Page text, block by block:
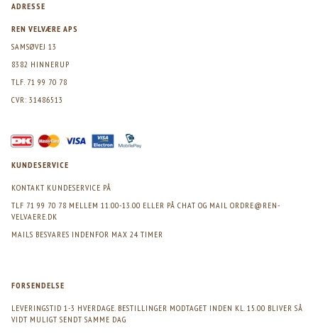
ADRESSE
REN VELVÆRE APS
SAMSØVEJ 13
8382 HINNERUP
TLF. 71 99 70 78
CVR: 31486513
KUNDESERVICE
KONTAKT KUNDESERVICE PÅ
TLF 71 99 70 78 MELLEM 11.00-13.00 ELLER PÅ CHAT OG MAIL ORDRE@REN-
VELVAERE.DK
MAILS BESVARES INDENFOR MAX 24 TIMER
FORSENDELSE
LEVERINGSTID 1-3 HVERDAGE. BESTILLINGER MODTAGET INDEN KL. 15.00 BLIVER SÅ
VIDT MULIGT SENDT SAMME DAG